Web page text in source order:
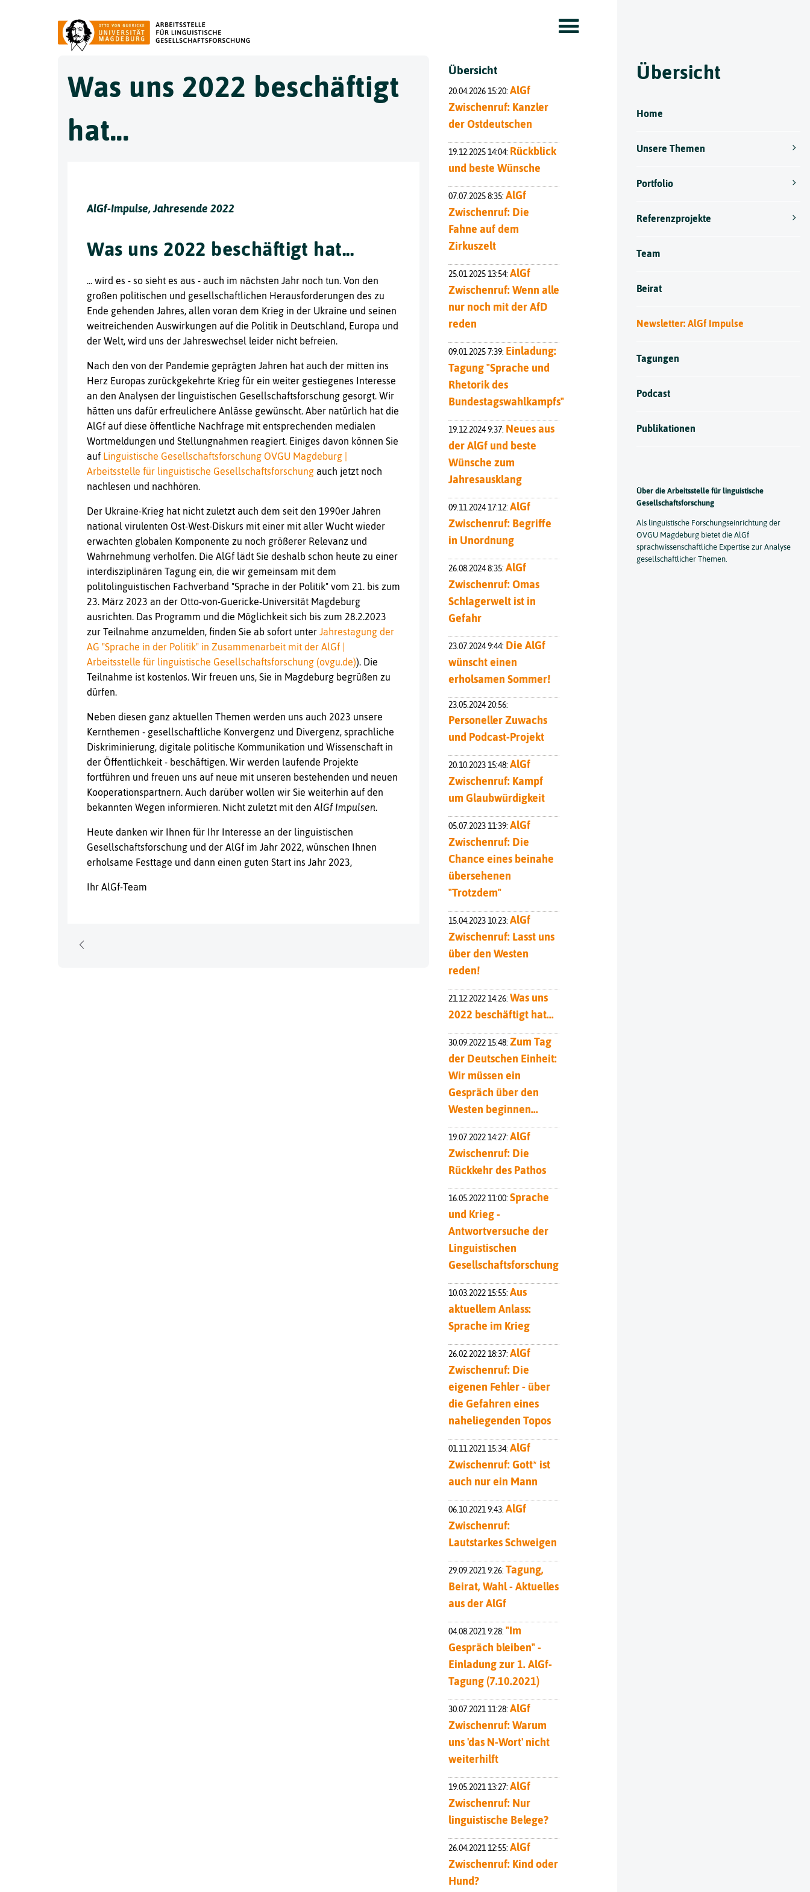
Was uns 2022 beschäftigt
hat...
AlGf-Impulse, Jahresende 2022
Was uns 2022 beschäftigt hat...
... wird es - so sieht es aus - auch im nächsten Jahr noch tun. Von den
großen politischen und gesellschaftlichen Herausforderungen des zu
Ende gehenden Jahres, allen voran dem Krieg in der Ukraine und seinen
weitreichenden Auswirkungen auf die Politik in Deutschland, Europa und
der Welt, wird uns der Jahreswechsel leider nicht befreien.
Nach den von der Pandemie geprägten Jahren hat auch der mitten ins
Herz Europas zurückgekehrte Krieg für ein weiter gestiegenes Interesse
an den Analysen der linguistischen Gesellschaftsforschung gesorgt. Wir
hätten uns dafür erfreulichere Anlässe gewünscht. Aber natürlich hat die
AlGf auf diese öffentliche Nachfrage mit entsprechenden medialen
Wortmeldungen und Stellungnahmen reagiert. Einiges davon können Sie
auf Linguistische Gesellschaftsforschung OVGU Magdeburg |
Arbeitsstelle für linguistische Gesellschaftsforschung auch jetzt noch
nachlesen und nachhören.
Der Ukraine-Krieg hat nicht zuletzt auch dem seit den 1990er Jahren
national virulenten Ost-West-Diskurs mit einer mit aller Wucht wieder
erwachten globalen Komponente zu noch größerer Relevanz und
Wahrnehmung verholfen. Die AlGf lädt Sie deshalb schon heute zu einer
interdisziplinären Tagung ein, die wir gemeinsam mit dem
politolinguistischen Fachverband "Sprache in der Politik" vom 21. bis zum
23. März 2023 an der Otto-von-Guericke-Universität Magdeburg
ausrichten. Das Programm und die Möglichkeit sich bis zum 28.2.2023
zur Teilnahme anzumelden, finden Sie ab sofort unter Jahrestagung der
AG "Sprache in der Politik" in Zusammenarbeit mit der AlGf |
Arbeitsstelle für linguistische Gesellschaftsforschung (ovgu.de)). Die
Teilnahme ist kostenlos. Wir freuen uns, Sie in Magdeburg begrüßen zu
dürfen.
Neben diesen ganz aktuellen Themen werden uns auch 2023 unsere
Kernthemen - gesellschaftliche Konvergenz und Divergenz, sprachliche
Diskriminierung, digitale politische Kommunikation und Wissenschaft in
der Öffentlichkeit - beschäftigen. Wir werden laufende Projekte
fortführen und freuen uns auf neue mit unseren bestehenden und neuen
Kooperationspartnern. Auch darüber wollen wir Sie weiterhin auf den
bekannten Wegen informieren. Nicht zuletzt mit den AlGf Impulsen.
Heute danken wir Ihnen für Ihr Interesse an der linguistischen
Gesellschaftsforschung und der AlGf im Jahr 2022, wünschen Ihnen
erholsame Festtage und dann einen guten Start ins Jahr 2023,
Ihr AlGf-Team
Übersicht
20.04.2026 15:20: AlGf
Zwischenruf: Kanzler
der Ostdeutschen
19.12.2025 14:04: Rückblick
und beste Wünsche
07.07.2025 8:35: AlGf
Zwischenruf: Die
Fahne auf dem
Zirkuszelt
25.01.2025 13:54: AlGf
Zwischenruf: Wenn alle
nur noch mit der AfD
reden
09.01.2025 7:39: Einladung:
Tagung "Sprache und
Rhetorik des
Bundestagswahlkampfs"
19.12.2024 9:37: Neues aus
der AlGf und beste
Wünsche zum
Jahresausklang
09.11.2024 17:12: AlGf
Zwischenruf: Begriffe
in Unordnung
26.08.2024 8:35: AlGf
Zwischenruf: Omas
Schlagerwelt ist in
Gefahr
23.07.2024 9:44: Die AlGf
wünscht einen
erholsamen Sommer!
23.05.2024 20:56:
Personeller Zuwachs
und Podcast-Projekt
20.10.2023 15:48: AlGf
Zwischenruf: Kampf
um Glaubwürdigkeit
05.07.2023 11:39: AlGf
Zwischenruf: Die
Chance eines beinahe
übersehenen
"Trotzdem"
15.04.2023 10:23: AlGf
Zwischenruf: Lasst uns
über den Westen
reden!
21.12.2022 14:26: Was uns
2022 beschäftigt hat...
30.09.2022 15:48: Zum Tag
der Deutschen Einheit:
Wir müssen ein
Gespräch über den
Westen beginnen...
19.07.2022 14:27: AlGf
Zwischenruf: Die
Rückkehr des Pathos
16.05.2022 11:00: Sprache
und Krieg -
Antwortversuche der
Linguistischen
Gesellschaftsforschung
10.03.2022 15:55: Aus
aktuellem Anlass:
Sprache im Krieg
26.02.2022 18:37: AlGf
Zwischenruf: Die
eigenen Fehler - über
die Gefahren eines
naheliegenden Topos
01.11.2021 15:34: AlGf
Zwischenruf: Gott* ist
auch nur ein Mann
06.10.2021 9:43: AlGf
Zwischenruf:
Lautstarkes Schweigen
29.09.2021 9:26: Tagung,
Beirat, Wahl - Aktuelles
aus der AlGf
04.08.2021 9:28: "Im
Gespräch bleiben" -
Einladung zur 1. AlGf-
Tagung (7.10.2021)
30.07.2021 11:28: AlGf
Zwischenruf: Warum
uns 'das N-Wort' nicht
weiterhilft
19.05.2021 13:27: AlGf
Zwischenruf: Nur
linguistische Belege?
26.04.2021 12:55: AlGf
Zwischenruf: Kind oder
Hund?
Übersicht
Home
Unsere Themen
Portfolio
Referenzprojekte
Team
Beirat
Newsletter: AlGf Impulse
Tagungen
Podcast
Publikationen
Über die Arbeitsstelle für linguistische
Gesellschaftsforschung
Als linguistische Forschungseinrichtung der
OVGU Magdeburg bietet die AlGf
sprachwissenschaftliche Expertise zur Analyse
gesellschaftlicher Themen.